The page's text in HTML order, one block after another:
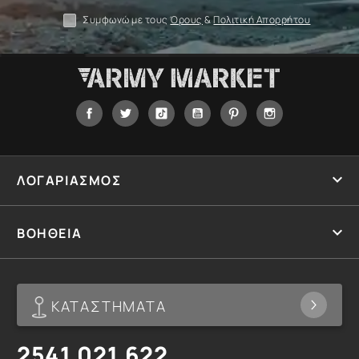
Συμφωνώ με τουςΌρους &Πολιτική Απορρήτου
FacebookTwitter Tiktok YouTube Pinterest
ΚΑΤΑΣΤΗΜΑΤΑ
ΒΟΗΘΕΙΑ 
ΛΟΓΑΡΙΑΣΜΟΣ 